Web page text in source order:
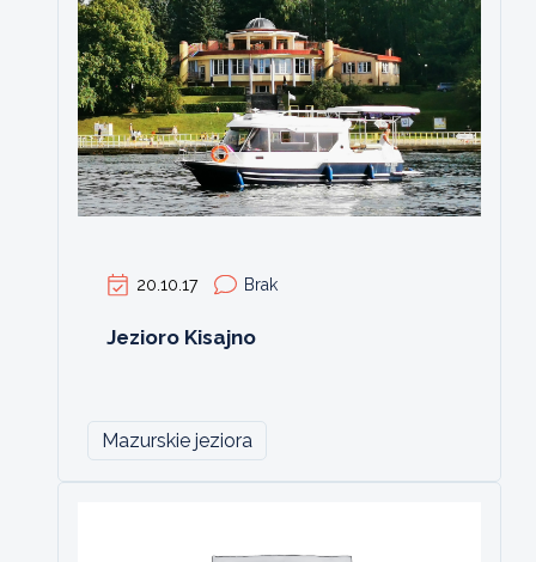
20.10.17 Brak
Jezioro Kisajno
Mazurskie jeziora